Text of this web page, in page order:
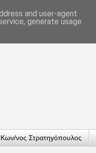
νος Στρατηγόπουλος
and user-agent
generate usage